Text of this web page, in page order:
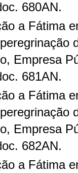
680AN.
a Fátima
Empresa
681AN.
a Fátima
Empresa
682AN.
a Fátima